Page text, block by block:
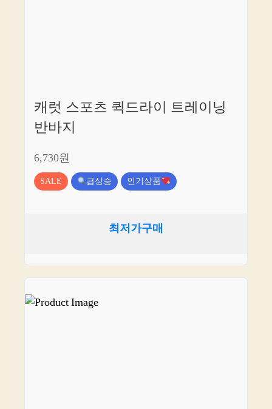
캐럿 스포츠 퀵드라이 트레이닝
반바지
6,730원
SALE 급상승 인기상품
최저가구매